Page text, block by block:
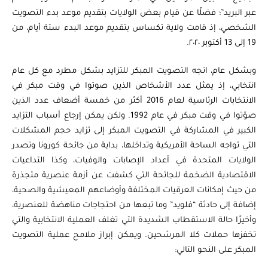
عبر البريد”؛ فضلًا عن قيام بعض الولايات بتقديم موعد بدء التصويت
الشخصي، إذ قامت ولاية تكساس بتقديم موعد البدء ستة أيام، من
19 إلى 13 أكتوبر ٢٠٢٠.
وبشكل عام، اتجه التصويت المبكر للتزايد بشكل مطرد مع كل عام
انتخابي، إذ يمثل عدد الأشخاص الذين صوتوا في وقت مبكر في
الانتخابات الرئاسية لعام 2016 أكثر من خمسة أضعاف عدد الذين
صوّتوا في وقت مبكر في عام 1992. ولكن يمكن إرجاع أسباب التزايد
الكبير في المشاركة في التصويت المبكر إلى تزايد حجم المشكلات
التي تواجه الساحة الأمريكية وتداخلها، بداية من جائحة كورونا وتصدر
الولايات المتحدة في أعداد الإصابات والوفيات، وكذا التداعيات
الاقتصادية الضخمة للجائحة التي كشفت عن أزمة عنصرية متجذرة
من حيث إمكانات العرقيات المختلفة وأوضاعهم المعيشية والصحية،
إضافة إلى حادثة “فلويد” وما تبعها من احتجاجات مناهضة للعنصرية،
وأخيرًا حالة الاستقطاب الشديدة التي تغلف العملية الانتخابية والتي
تخفزها حملات كلا المرشحين. ويمكن إبراز ملامح عملية التصويت
المبكر على النحو التالي: